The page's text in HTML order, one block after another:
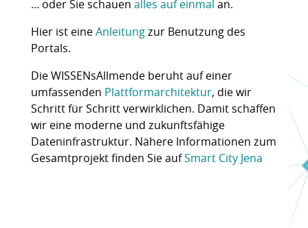
… oder Sie schauen alles auf einmal an.
Hier ist eine Anleitung zur Benutzung des
Portals.
Die WISSENsAllmende beruht auf einer
umfassenden Plattformarchitektur, die wir
Schritt für Schritt verwirklichen. Damit schaffen
wir eine moderne und zukunftsfähige
Dateninfrastruktur. Nähere Informationen zum
Gesamtprojekt finden Sie aufSmart City Jena